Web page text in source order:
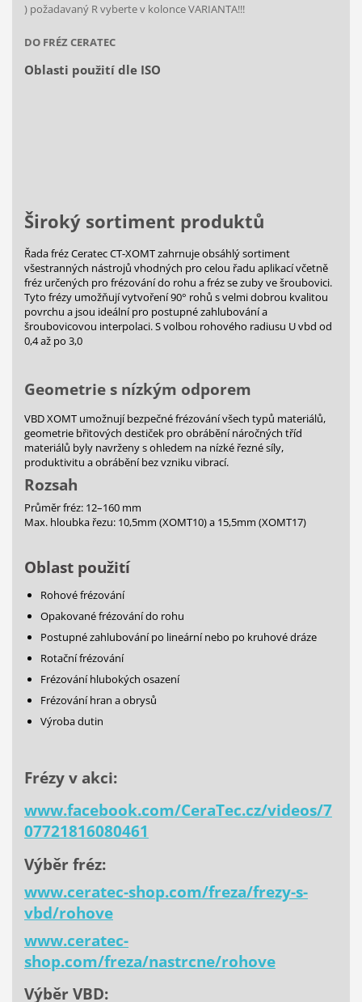
) požadavaný R vyberte v kolonce VARIANTA!!!
DO FRÉZ CERATEC
Oblasti použití dle ISO
Široký sortiment produktů
Řada fréz Ceratec CT-XOMT zahrnuje obsáhlý sortiment
všestranných nástrojů vhodných pro celou řadu aplikací včetně
fréz určených pro frézování do rohu a fréz se zuby ve šroubovici.
Tyto frézy umožňují vytvoření 90° rohů s velmi dobrou kvalitou
povrchu a jsou ideální pro postupné zahlubování a
šroubovicovou interpolaci. S volbou rohového radiusu U vbd od
0,4 až po 3,0
Geometrie s nízkým odporem
VBD XOMT umožnují bezpečné frézování všech typů materiálů,
geometrie břitových destiček pro obrábění náročných tříd
materiálů byly navrženy s ohledem na nízké řezné síly,
produktivitu a obrábění bez vzniku vibrací.
Rozsah
Průměr fréz: 12–160 mm
Max. hloubka řezu: 10,5mm (XOMT10) a 15,5mm (XOMT17)
Oblast použití
Rohové frézování
Opakované frézování do rohu
Postupné zahlubování po lineární nebo po kruhové dráze
Rotační frézování
Frézování hlubokých osazení
Frézování hran a obrysů
Výroba dutin
Frézy v akci:
www.facebook.com/CeraTec.cz/videos/7
07721816080461
Výběr fréz:
www.ceratec-shop.com/freza/frezy-s-
vbd/rohove
www.ceratec-
shop.com/freza/nastrcne/rohove
Výběr VBD: